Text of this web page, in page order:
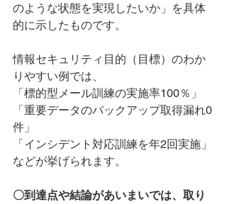
のような状態を実現したいか」を具体
的に示したものです。
情報セキュリティ目的（目標）のわか
りやすい例では、
「標的型メール訓練の実施率100％」
「重要データのバックアップ取得漏れ0
件」
「インシデント対応訓練を年2回実施」
などが挙げられます。
〇到達点や結論があいまいでは、取り